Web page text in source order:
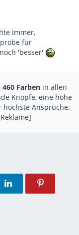
immer,
für
'besser'
460 Farben in allen
Knöpfe, eine hohe
Ansprüche.